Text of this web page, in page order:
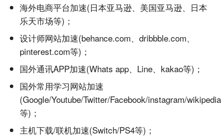
海外电商平台加速(日本亚马逊、美国亚马逊、日本
乐天市场等)；
设计师网站加速(behance.com、dribbble.com、
pinterest.com等)；
国外通讯APP加速(Whats app、Line、kakao等)；
国外常用学习网站加速
(Google/Youtube/Twitter/Facebook/instagram/
等)；
主机下载/联机加速(Switch/PS4等)；